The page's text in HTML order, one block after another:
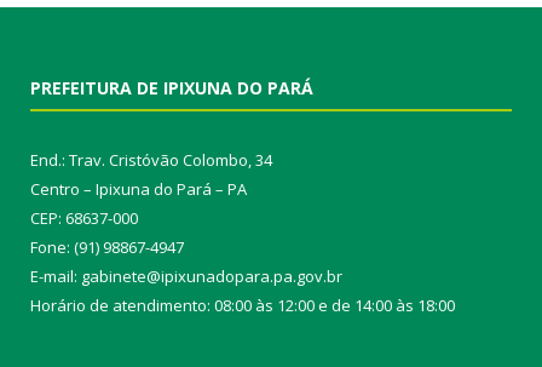
PREFEITURA DE IPIXUNA DO PARÁ
End.: Trav. Cristóvão Colombo, 34
Centro – Ipixuna do Pará – PA
CEP: 68637-000
Fone: (91) 98867-4947
E-mail: gabinete@ipixunadopara.pa.gov.br
Horário de atendimento: 08:00 às 12:00 e de 14:00 às 18:00